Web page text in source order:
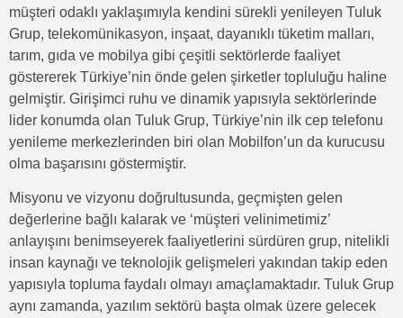
müşteri odaklı yaklaşımıyla kendini sürekli yenileyen Tuluk
Grup, telekomünikasyon, inşaat, dayanıklı tüketim malları,
tarım, gıda ve mobilya gibi çeşitli sektörlerde faaliyet
göstererek Türkiye’nin önde gelen şirketler topluluğu haline
gelmiştir. Girişimci ruhu ve dinamik yapısıyla sektörlerinde
lider konumda olan Tuluk Grup, Türkiye’nin ilk cep telefonu
yenileme merkezlerinden biri olan Mobilfon’un da kurucusu
olma başarısını göstermiştir.
Misyonu ve vizyonu doğrultusunda, geçmişten gelen
değerlerine bağlı kalarak ve ‘müşteri velinimetimiz’
anlayışını benimseyerek faaliyetlerini sürdüren grup, nitelikli
insan kaynağı ve teknolojik gelişmeleri yakından takip eden
yapısıyla topluma faydalı olmayı amaçlamaktadır. Tuluk Grup
aynı zamanda, yazılım sektörü başta olmak üzere gelecek